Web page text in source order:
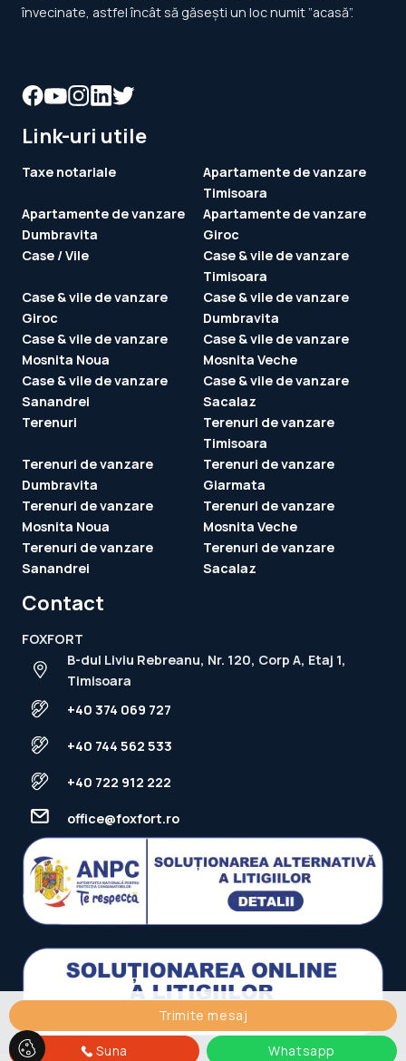
Trimite mesaj
Whatsapp
Suna
învecinate, astfel încât să găsești un loc numit ”acasă”.
Link-uri utile
Taxe notariale
Apartamente de vanzare
Timisoara
Apartamente de vanzare
Dumbravita
Apartamente de vanzare
Giroc
Case / Vile
Case & vile de vanzare
Timisoara
Case & vile de vanzare
Giroc
Case & vile de vanzare
Dumbravita
Case & vile de vanzare
Mosnita Noua
Case & vile de vanzare
Mosnita Veche
Case & vile de vanzare
Sanandrei
Case & vile de vanzare
Sacalaz
Terenuri
Terenuri de vanzare
Timisoara
Terenuri de vanzare
Dumbravita
Terenuri de vanzare
Giarmata
Terenuri de vanzare
Mosnita Noua
Terenuri de vanzare
Mosnita Veche
Terenuri de vanzare
Sanandrei
Terenuri de vanzare
Sacalaz
Contact
FOXFORT
B-dul Liviu Rebreanu, Nr. 120, Corp A, Etaj 1,
Timisoara
+40 374 069 727
+40 744 562 533
+40 722 912 222
office@foxfort.ro